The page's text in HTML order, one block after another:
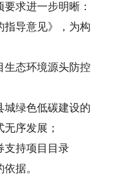
求进一步明晰：
导意见》，为构
态环境源头防控
绿色低碳建设的
序发展；
持项目目录
据。